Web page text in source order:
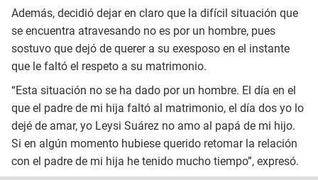
Además, decidió dejar en claro que la difícil situación que
se encuentra atravesando no es por un hombre, pues
sostuvo que dejó de querer a su exesposo en el instante
que le faltó el respeto a su matrimonio.
“Esta situación no se ha dado por un hombre. El día en el
que el padre de mi hija faltó al matrimonio, el día dos yo lo
dejé de amar, yo Leysi Suárez no amo al papá de mi hijo.
Si en algún momento hubiese querido retomar la relación
con el padre de mi hija he tenido mucho tiempo”, expresó.